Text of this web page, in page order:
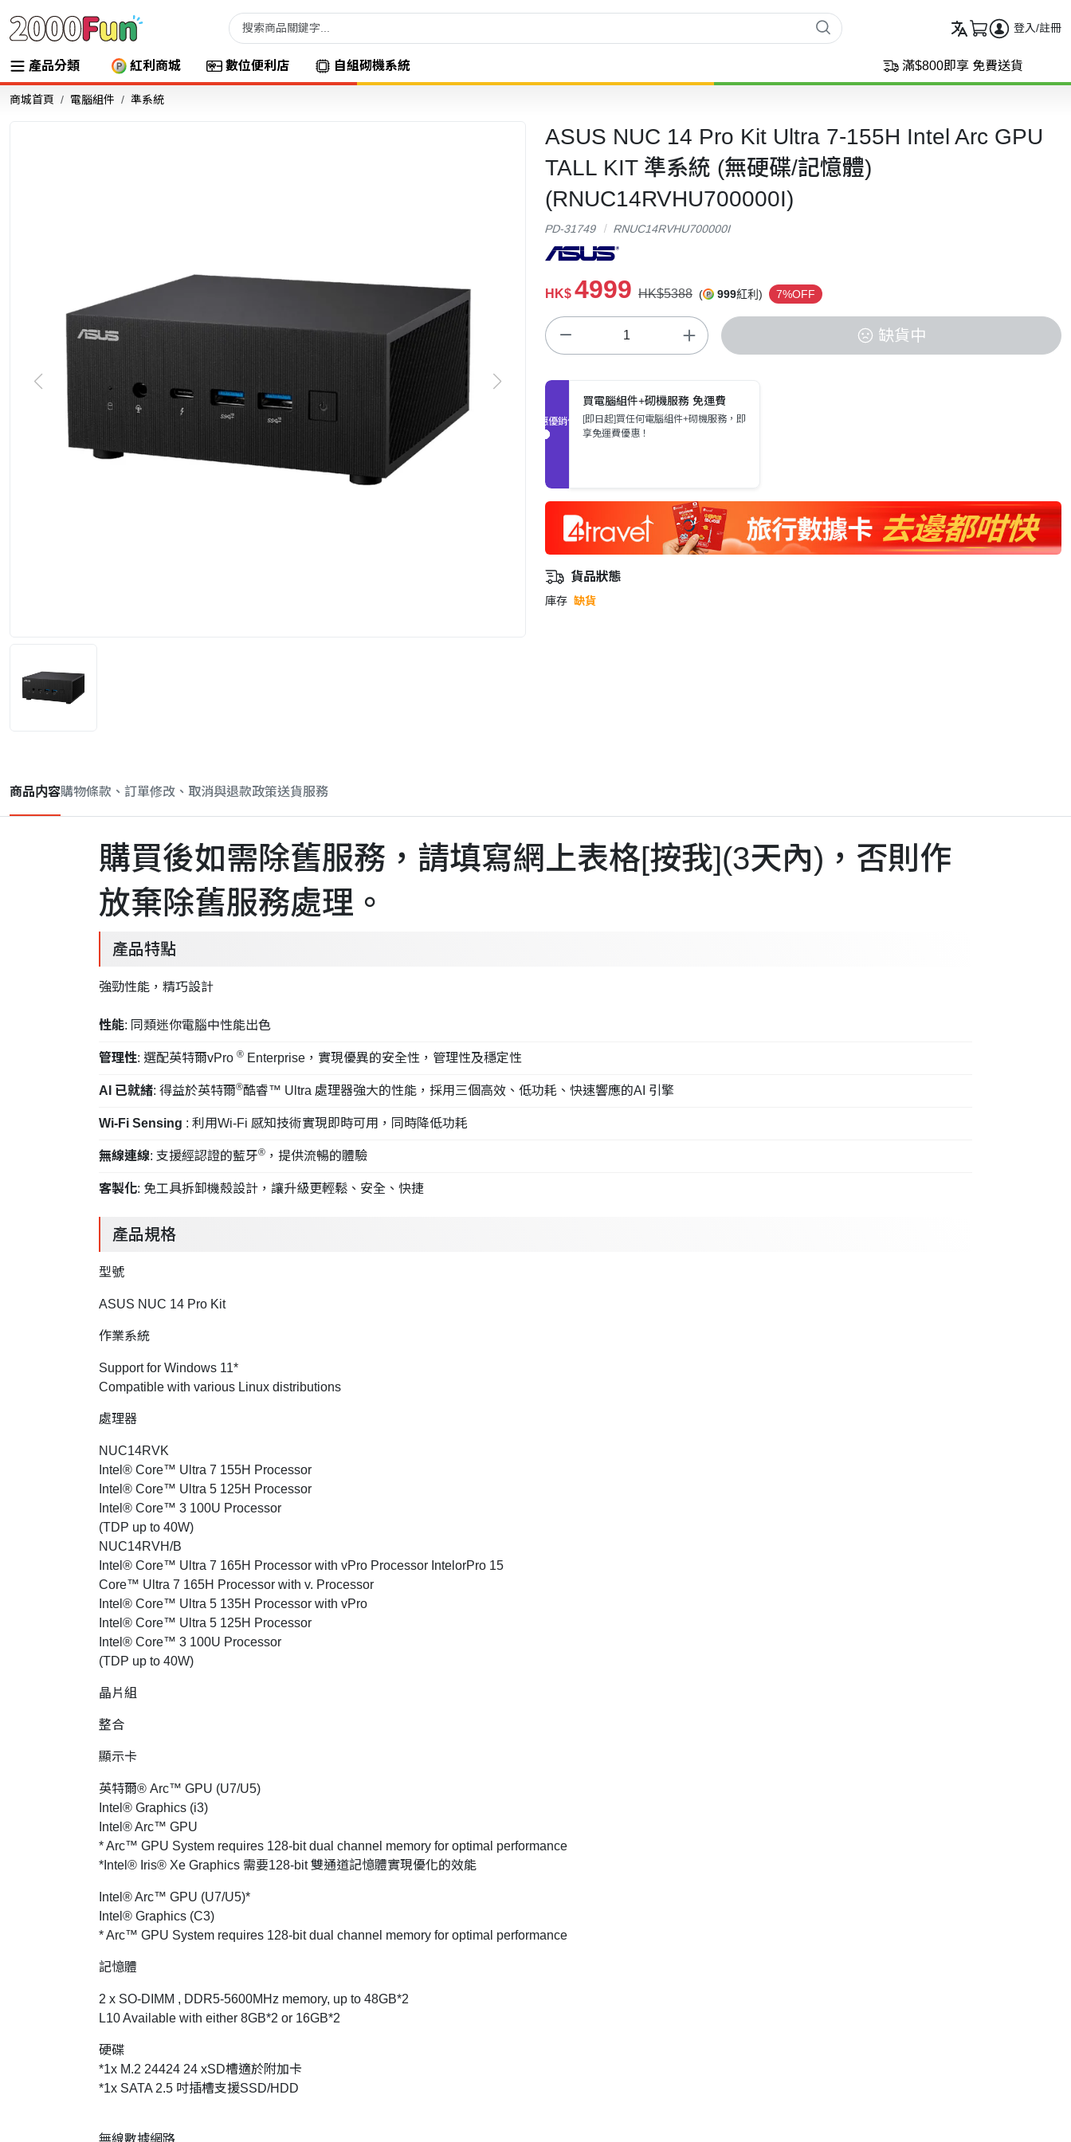
登入/註冊
產品分類 紅利商城 數位便利店 自組砌機系統 滿$800即享 免費送貨
商城首頁 電腦組件 準系統
ASUS NUC 14 Pro Kit Ultra 7-155H Intel Arc GPU
TALL KIT 準系統 (無硬碟/記憶體)
(RNUC14RVHU700000I)
PD-31749 RNUC14RVHU700000I
HK$ 4999 HK$5388 ( 999紅利) 7%OFF
缺貨中
促銷優惠
買電腦組件+砌機服務 免運費
[即日起]買任何電腦組件+砌機服務，即
享免運費優惠！
貨品狀態
庫存 缺貨
商品内容購物條款、訂單修改、取消與退款政策送貨服務
購買後如需除舊服務，請填寫網上表格[按我](3天內)，否則作
放棄除舊服務處理。
產品特點
強勁性能，精巧設計
性能: 同類迷你電腦中性能出色
管理性: 選配英特爾vPro ® Enterprise，實現優異的安全性，管理性及穩定性
AI 已就緒: 得益於英特爾®酷睿™ Ultra 處理器強大的性能，採用三個高效、低功耗、快速響應的AI 引擎
Wi-Fi Sensing : 利用Wi-Fi 感知技術實現即時可用，同時降低功耗
無線連線: 支援經認證的藍牙® ，提供流暢的體驗
客製化: 免工具拆卸機殼設計，讓升級更輕鬆、安全、快捷
產品規格
型號
ASUS NUC 14 Pro Kit
作業系統
Support for Windows 11*
Compatible with various Linux distributions
處理器
NUC14RVK
Intel® Core™ Ultra 7 155H Processor
Intel® Core™ Ultra 5 125H Processor
Intel® Core™ 3 100U Processor
(TDP up to 40W)
NUC14RVH/B
Intel® Core™ Ultra 7 165H Processor with vPro Processor IntelorPro 15
Core™ Ultra 7 165H Processor with v. Processor
Intel® Core™ Ultra 5 135H Processor with vPro
Intel® Core™ Ultra 5 125H Processor
Intel® Core™ 3 100U Processor
(TDP up to 40W)
晶片組
整合
顯示卡
英特爾® Arc™ GPU (U7/U5)
Intel® Graphics (i3)
Intel® Arc™ GPU
* Arc™ GPU System requires 128-bit dual channel memory for optimal performance
*Intel® Iris® Xe Graphics 需要128-bit 雙通道記憶體實現優化的效能
Intel® Arc™ GPU (U7/U5)*
Intel® Graphics (C3)
* Arc™ GPU System requires 128-bit dual channel memory for optimal performance
記憶體
2 x SO-DIMM , DDR5-5600MHz memory, up to 48GB*2
L10 Available with either 8GB*2 or 16GB*2
硬碟
*1x M.2 24424 24 xSD槽適於附加卡
*1x SATA 2.5 吋插槽支援SSD/HDD
無線數據網路